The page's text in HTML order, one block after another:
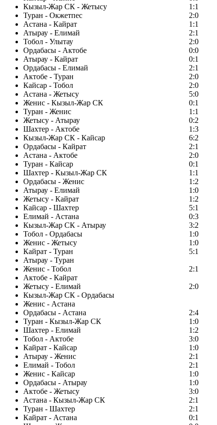
Кызыл-Жар СК - Жетысу
1:1
Туран - Окжетпес
2:0
Астана - Кайрат
1:1
Атырау - Елимай
2:1
Тобол - Улытау
2:0
Ордабасы - Актобе
0:0
Атырау - Кайрат
0:1
Ордабасы - Елимай
2:1
Актобе - Туран
2:0
Кайсар - Тобол
2:0
Астана - Жетысу
5:0
Женис - Кызыл-Жар СК
0:1
Туран - Женис
1:1
Жетысу - Атырау
0:2
Шахтер - Актобе
1:3
Кызыл-Жар СК - Кайсар
6:2
Ордабасы - Кайрат
2:1
Астана - Актобе
2:0
Туран - Кайсар
0:1
Шахтер - Кызыл-Жар СК
1:1
Ордабасы - Женис
1:2
Атырау - Елимай
1:0
Жетысу - Кайрат
1:2
Кайсар - Шахтер
5:1
Елимай - Астана
0:3
Кызыл-Жар СК - Атырау
3:2
Тобол - Ордабасы
1:0
Женис - Жетысу
1:0
Кайрат - Туран
5:1
Атырау - Туран
Женис - Тобол
2:1
Актобе - Кайрат
Жетысу - Елимай
2:0
Кызыл-Жар СК - Ордабасы
Женис - Астана
Ордабасы - Астана
2:4
Туран - Кызыл-Жар СК
1:0
Шахтер - Елимай
1:2
Тобол - Актобе
3:0
Кайрат - Кайсар
1:0
Атырау - Женис
2:1
Елимай - Тобол
2:1
Женис - Кайсар
1:0
Ордабасы - Атырау
1:0
Актобе - Жетысу
3:0
Астана - Кызыл-Жар СК
2:1
Туран - Шахтер
2:1
Кайрат - Астана
0:1